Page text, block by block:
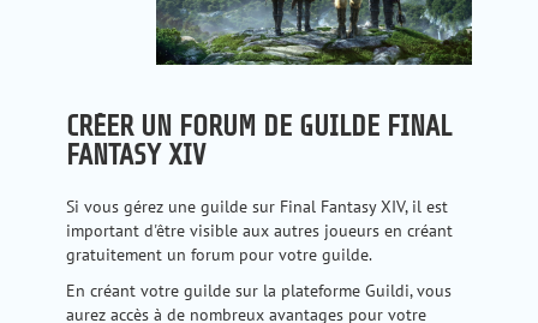
CRÉER UN FORUM DE GUILDE FINAL
FANTASY XIV
Si vous gérez une guilde sur Final Fantasy XIV, il est
important d'être visible aux autres joueurs en créant
gratuitement un forum pour votre guilde.
En créant votre guilde sur la plateforme Guildi, vous
aurez accès à de nombreux avantages pour votre